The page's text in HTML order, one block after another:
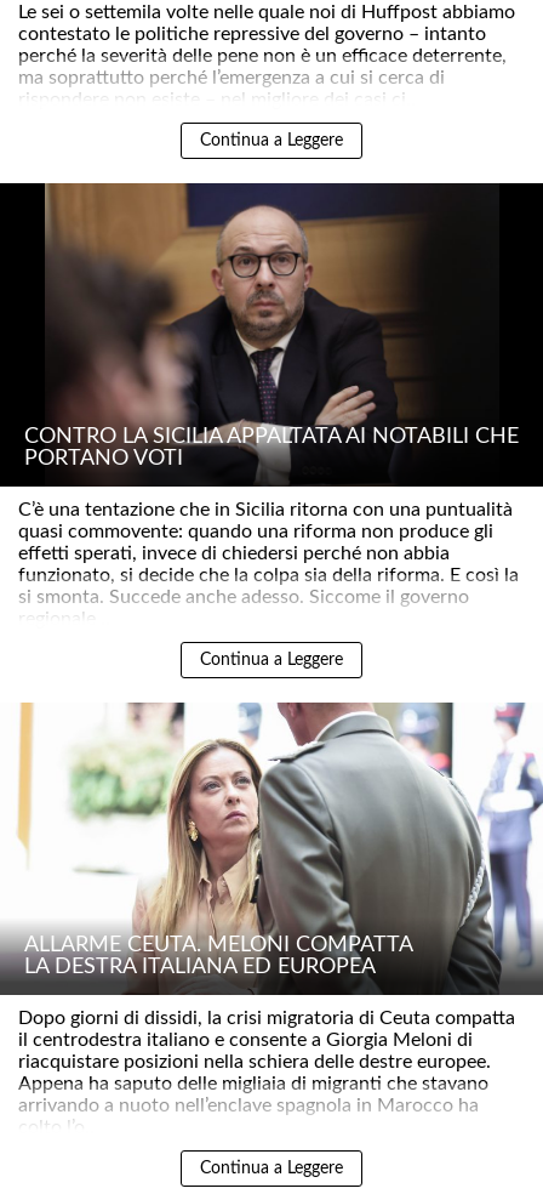
Le sei o settemila volte nelle quale noi di Huffpost abbiamo
contestato le politiche repressive del governo – intanto
perché la severità delle pene non è un efficace deterrente,
ma soprattutto perché l’emergenza a cui si cerca di
rispondere non esiste – nel migliore dei casi ci..
Continua a Leggere
CONTRO LA SICILIA APPALTATA AI NOTABILI CHE
PORTANO VOTI
C’è una tentazione che in Sicilia ritorna con una puntualità
quasi commovente: quando una riforma non produce gli
effetti sperati, invece di chiedersi perché non abbia
funzionato, si decide che la colpa sia della riforma. E così la
si smonta. Succede anche adesso. Siccome il governo
regionale ..
Continua a Leggere
ALLARME CEUTA. MELONI COMPATTA
LA DESTRA ITALIANA ED EUROPEA
Dopo giorni di dissidi, la crisi migratoria di Ceuta compatta
il centrodestra italiano e consente a Giorgia Meloni di
riacquistare posizioni nella schiera delle destre europee.
Appena ha saputo delle migliaia di migranti che stavano
arrivando a nuoto nell’enclave spagnola in Marocco ha
colto l’o..
Continua a Leggere